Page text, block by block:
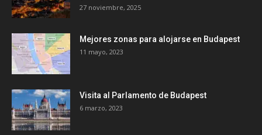
27 noviembre, 2025
Mejores zonas para alojarse en Budapest
11 mayo, 2023
Visita al Parlamento de Budapest
6 marzo, 2023